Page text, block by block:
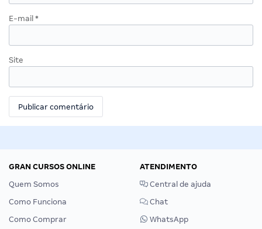
E-mail *
Site
GRAN CURSOS ONLINE
Quem Somos
Como Funciona
Como Comprar
ATENDIMENTO
Central de ajuda
Chat
WhatsApp